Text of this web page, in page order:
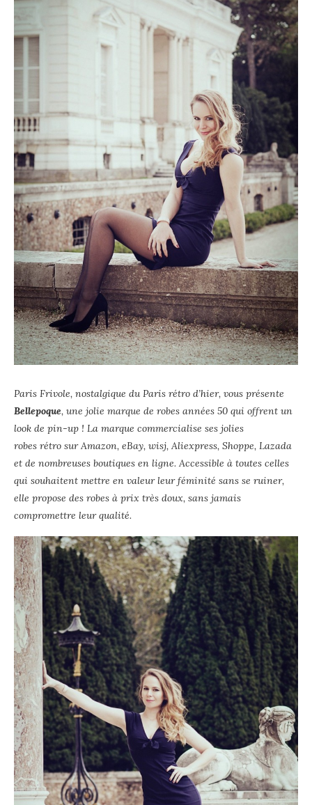
Paris Frivole, nostalgique du Paris rétro d’hier, vous présente
Bellepoque, une jolie marque de robes années 50 qui offrent un
look de pin-up ! La marque commercialise ses jolies
robes rétro sur Amazon, eBay, wisj, Aliexpress, Shoppe, Lazada
et de nombreuses boutiques en ligne. Accessible à toutes celles
qui souhaitent mettre en valeur leur féminité sans se ruiner,
elle propose des robes à prix très doux, sans jamais
compromettre leur qualité.